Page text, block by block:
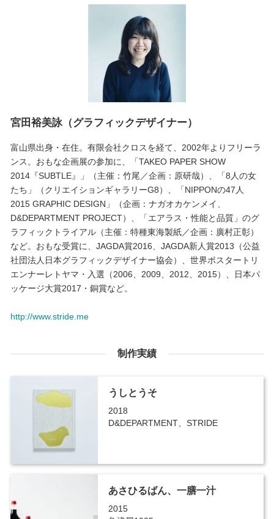
宮田裕美詠（グラフィックデザイナー）
富山県出身・在住。有限会社クロスを経て、2002年よりフリーラ
ンス。おもな企画展の参加に、「TAKEO PAPER SHOW
2014『SUBTLE』」（主催：竹尾／企画：原研哉）、「8人の女
たち」（クリエイションギャラリーG8）、「NIPPONの47人
2015 GRAPHIC DESIGN」（企画：ナガオカケンメイ、
D&DEPARTMENT PROJECT）、「エアラス・性能と品質」のグ
ラフィックトライアル（主催：特種東海製紙／企画：廣村正彰）
など。おもな受賞に、JAGDA賞2016、JAGDA新人賞2013（公益
社団法人日本グラフィックデザイナー協会）、世界ポスタートリ
エンナーレトヤマ・入選（2006、2009、2012、2015）、日本パ
ッケージ大賞2017・銅賞など。
http://www.stride.me
制作実績
うしとうそ
2018
D&DEPARTMENT、STRIDE
あさひるばん、一膳一汁
2015